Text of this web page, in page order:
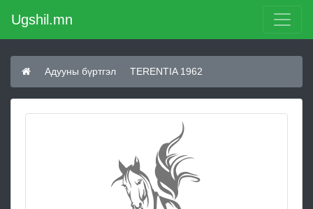
Ugshil.mn
Адууны бүртгэл TERENTIA 1962